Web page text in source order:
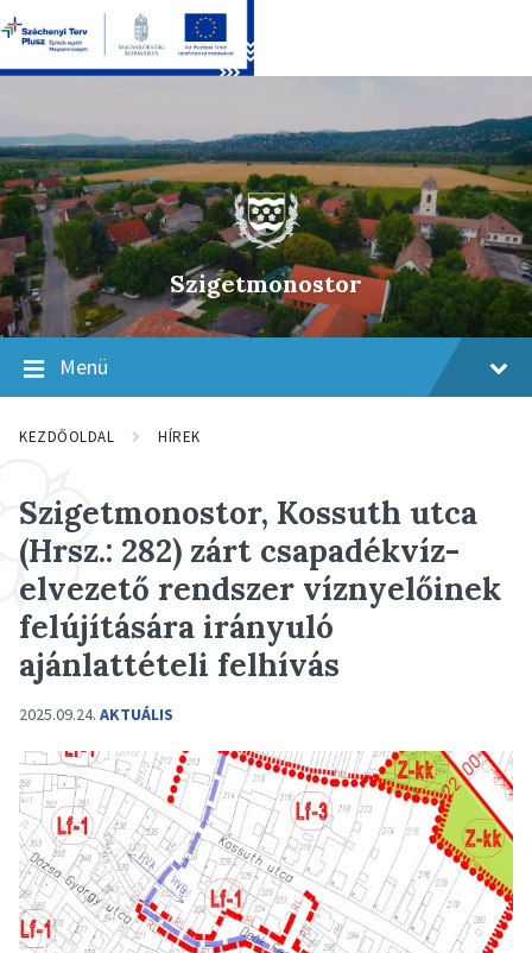
content
main
navigation
footer
Szigetmonostor
Menü
KEZDŐOLDAL HÍREK
Szigetmonostor, Kossuth utca
(Hrsz.: 282) zárt csapadékvíz-
elvezető rendszer víznyelőinek
felújítására irányuló
ajánlattételi felhívás
2025.09.24. AKTUÁLIS